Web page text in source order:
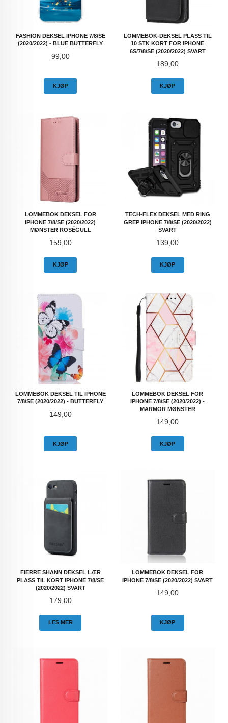
FASHION DEKSEL IPHONE 7/8/SE
(2020/2022) - BLUE BUTTERFLY
Pris
99,00
KJØP
LOMMEBOK-DEKSEL PLASS TIL
10 STK KORT FOR IPHONE
6S/7/8/SE (2020/2022) SVART
Pris
189,00
KJØP
LOMMEBOK DEKSEL FOR
IPHONE 7/8/SE (2020/2022)
MØNSTER ROSÉGULL
Pris
159,00
KJØP
TECH-FLEX DEKSEL MED RING
GREP IPHONE 7/8/SE (2020/2022)
SVART
Pris
139,00
KJØP
LOMMEBOK DEKSEL TIL IPHONE
7/8/SE (2020/2022) - BUTTERFLY
Pris
149,00
KJØP
LOMMEBOK DEKSEL FOR
IPHONE 7/8/SE (2020/2022) -
MARMOR MØNSTER
Pris
149,00
KJØP
FIERRE SHANN DEKSEL LÆR
PLASS TIL KORT IPHONE 7/8/SE
(2020/2022) SVART
Pris
179,00
LES MER
LOMMEBOK DEKSEL FOR
IPHONE 7/8/SE (2020/2022) SVART
Pris
149,00
KJØP